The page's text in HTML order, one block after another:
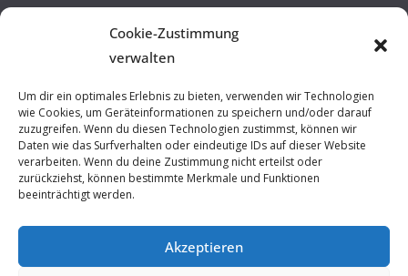
Cookie-Zustimmung
verwalten
Um dir ein optimales Erlebnis zu bieten, verwenden wir Technologien
wie Cookies, um Geräteinformationen zu speichern und/oder darauf
zuzugreifen. Wenn du diesen Technologien zustimmst, können wir
Daten wie das Surfverhalten oder eindeutige IDs auf dieser Website
verarbeiten. Wenn du deine Zustimmung nicht erteilst oder
zurückziehst, können bestimmte Merkmale und Funktionen
beeinträchtigt werden.
Akzeptieren
E-Mail: john.caris@tv-kall.de
Eintragung im Vereinsregister.
Registernummer: VR 30220
Impressum / Datenschutz
Prävention